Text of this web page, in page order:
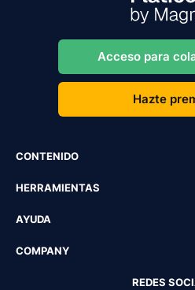
Acceso para
Hazte
CONTENIDO
HERRAMIENTAS
AYUDA
COMPANY
REDES